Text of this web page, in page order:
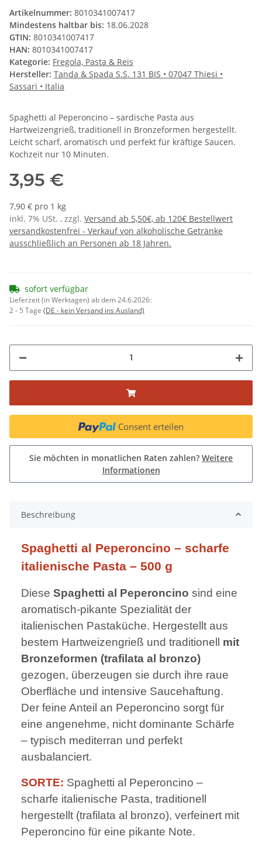
Artikelnummer: 8010341007417
Mindestens haltbar bis: 18.06.2028
GTIN: 8010341007417
HAN: 8010341007417
Kategorie: Fregola, Pasta & Reis
Hersteller: Tanda & Spada S.S. 131 BIS • 07047 Thiesi •
Sassari • Italia
Spaghetti al Peperoncino – sardische Pasta aus
Hartweizengrieß, traditionell in Bronzeformen hergestellt.
Leicht scharf, aromatisch und perfekt für kräftige Saucen.
Kochzeit nur 10 Minuten.
3,95 €
7,90 € pro 1 kg
inkl. 7% USt. , zzgl. Versand ab 5,50€, ab 120€ Bestellwert
versandkostenfrei - Verkauf von alkoholische Getränke
ausschließlich an Personen ab 18 Jahren.
sofort verfügbar
Lieferzeit (in Werktagen) ab dem 24.6.2026:
2 - 5 Tage (DE - kein Versand ins Ausland)
Consent erteilen
Sie möchten in monatlichen Raten zahlen? Weitere
Informationen
Beschreibung
Spaghetti al Peperoncino – scharfe
italienische Pasta – 500 g
Diese Spaghetti al Peperoncino sind eine
aromatisch-pikante Spezialität der
italienischen Pastaküche. Hergestellt aus
bestem Hartweizengrieß und traditionell mit
Bronzeformen (trafilata al bronzo)
gezogen, überzeugen sie durch ihre raue
Oberfläche und intensive Saucehaftung.
Der feine Anteil an Peperoncino sorgt für
eine angenehme, nicht dominante Schärfe
– typisch mediterran und perfekt
ausbalanciert.
SORTE: Spaghetti al Peperoncino –
scharfe italienische Pasta, traditionell
hergestellt (trafilata al bronzo), verfeinert mit
Peperoncino für eine pikante Note.